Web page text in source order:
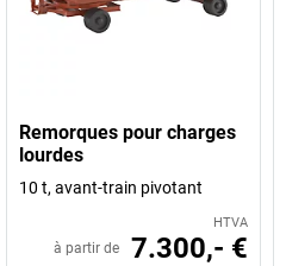
Remorques pour charges
lourdes
10 t, avant-train pivotant
HTVA
à partir de 7.300,- €